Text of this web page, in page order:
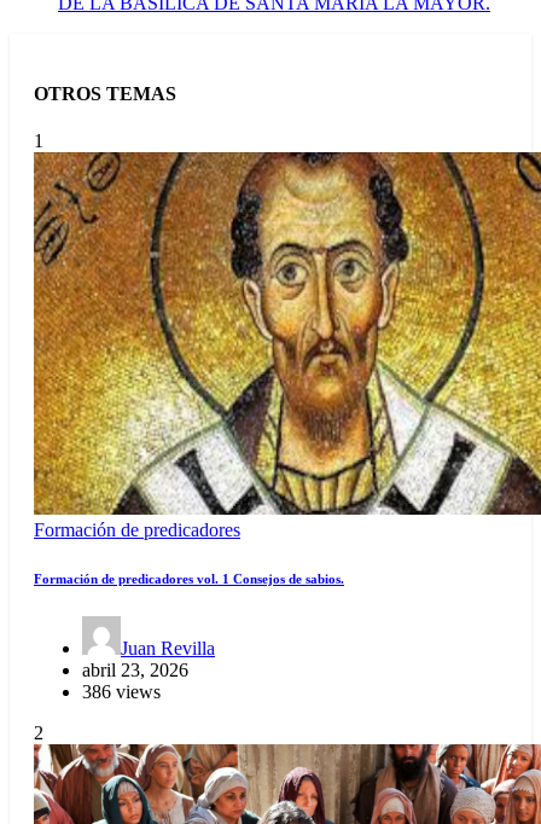
OTROS TEMAS
1
Formación de predicadores
Formación de predicadores vol. 1 Consejos de sabios.
Juan Revilla
abril 23, 2026
386 views
2